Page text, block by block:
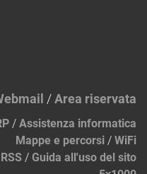
/Area riservata
/ Assistenza informatica
Mappe e percorsi / WiFi
RSS / Guida all'uso del sito